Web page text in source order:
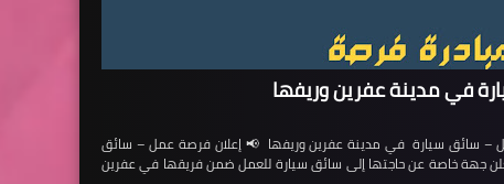
في مدينة عفرين وريفها
سيارة في مدينة عفرين وريفها 📢 إعلان فرصة عمل – سائق
جهة خاصة عن حاجتها إلى سائق سيارة للعمل ضمن فريقها في عفرين